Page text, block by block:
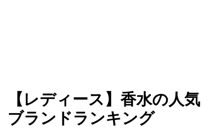
ファショコン通信
ッションとモードを分析するファッション情報サイトです
【レディース】香水の人気
ブランドランキング